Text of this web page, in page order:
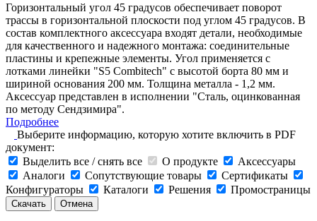
Горизонтальный угол 45 градусов обеспечивает поворот
трассы в горизонтальной плоскости под углом 45 градусов. В
состав комплектного аксессуара входят детали, необходимые
для качественного и надежного монтажа: соединительные
пластины и крепежные элементы. Угол применяется с
лотками линейки "S5 Combitech" с высотой борта 80 мм и
шириной основания 200 мм. Толщина металла - 1,2 мм.
Аксессуар представлен в исполнении "Сталь, оцинкованная
по методу Сендзимира".
Подробнее
Выберите информацию, которую хотите включить в PDF
документ:
Выделить все / снять все
О продукте
Аксессуары
Аналоги
Сопутствующие товары
Сертификаты
Конфигураторы
Каталоги Решения Промостраницы
Скачать Отмена